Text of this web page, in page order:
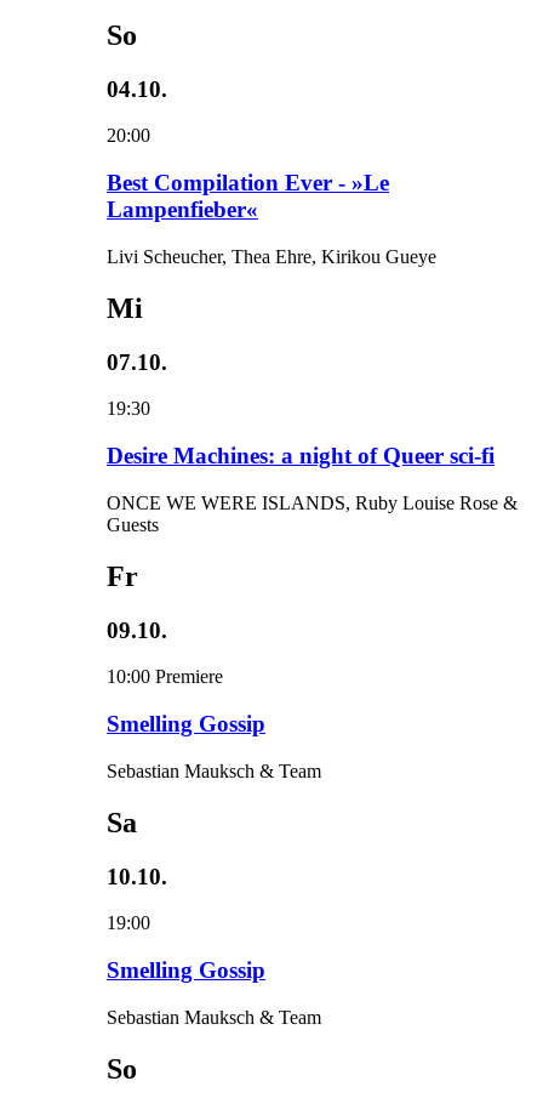
So
04.10.
20:00
Best Compilation Ever - »Le
Lampenfieber«
Livi Scheucher, Thea Ehre, Kirikou Gueye
Mi
07.10.
19:30
Desire Machines: a night of Queer sci-fi
ONCE WE WERE ISLANDS, Ruby Louise Rose &
Guests
Fr
09.10.
10:00 Premiere
Smelling Gossip
Sebastian Mauksch & Team
Sa
10.10.
19:00
Smelling Gossip
Sebastian Mauksch & Team
So